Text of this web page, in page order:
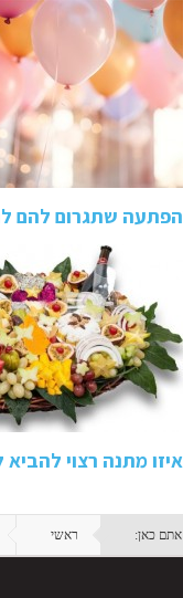
הפתעה שתגרום להם
איזו מתנה רצוי
אתם כאן: ראשי